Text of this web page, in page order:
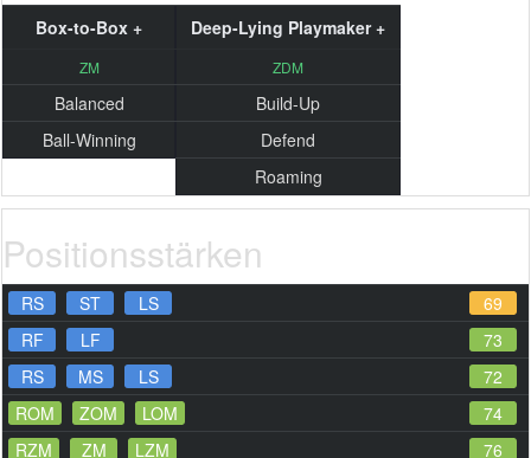
Box-to-Box +
ZM
Balanced
Ball-Winning
Deep-Lying Playmaker +
ZDM
Build-Up
Defend
Roaming
Positionsstärken
RS ST LS
69
RF
LF
73
RS
MS LS
72
ROM
ZOM LOM
74
RZM
ZM LZM
76